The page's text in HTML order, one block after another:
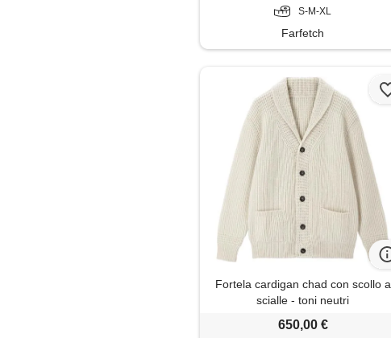
S-M-XL
Farfetch
Fortela cardigan chad con scollo a
scialle - toni neutri
650,00 €